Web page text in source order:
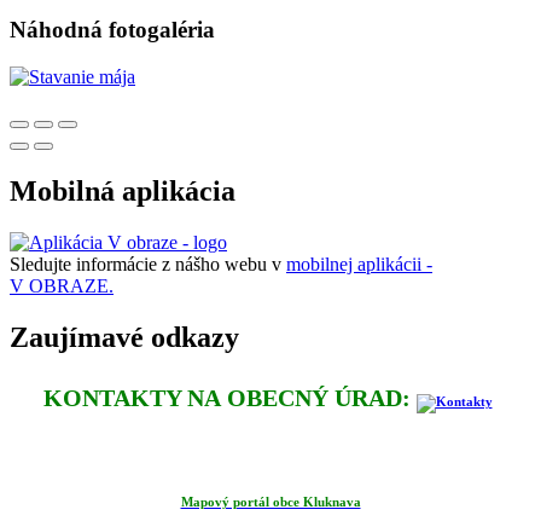
Náhodná fotogaléria
Mobilná aplikácia
Sledujte informácie z nášho webu v mobilnej aplikácii -
V OBRAZE.
Zaujímavé odkazy
KONTAKTY NA OBECNÝ ÚRAD:
Mapový portál obce Kluknava